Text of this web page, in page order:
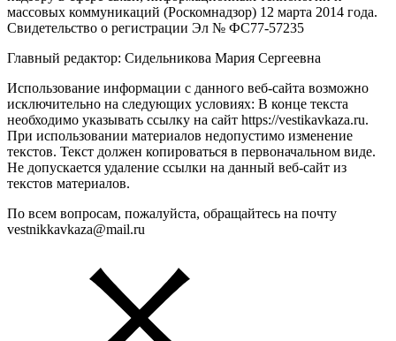
массовых коммуникаций (Роскомнадзор) 12 марта 2014 года.
Свидетельство о регистрации Эл № ФС77-57235
Главный редактор: Сидельникова Мария Сергеевна
Использование информации с данного веб-сайта возможно
исключительно на следующих условиях: В конце текста
необходимо указывать ссылку на сайт https://vestikavkaza.ru.
При использовании материалов недопустимо изменение
текстов. Текст должен копироваться в первоначальном виде.
Не допускается удаление ссылки на данный веб-сайт из
текстов материалов.
По всем вопросам, пожалуйста, обращайтесь на почту
vestnikkavkaza@mail.ru